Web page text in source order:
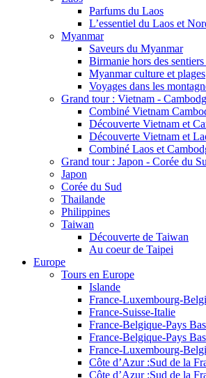
Parfums du Laos
L’essentiel du Laos et
Myanmar
Saveurs du Myanmar
Birmanie hors des sentiers
Myanmar culture et plages
Voyages dans les
Grand tour : Vietnam -
Combiné Vietnam
Découverte Vietnam et
Découverte Vietnam et
Combiné Laos et
Grand tour : Japon - Corée du
Japon
Corée du Sud
Thailande
Philippines
Taiwan
Découverte de Taiwan
Au coeur de Taipei
Europe
Tours en Europe
Islande
France-Luxembourg-
France-Suisse-Italie
France-Belgique-Pays
France-Belgique-Pays Bas
France-Luxembourg-
Côte d’Azur :Sud de la
Côte d’Azur :Sud de la